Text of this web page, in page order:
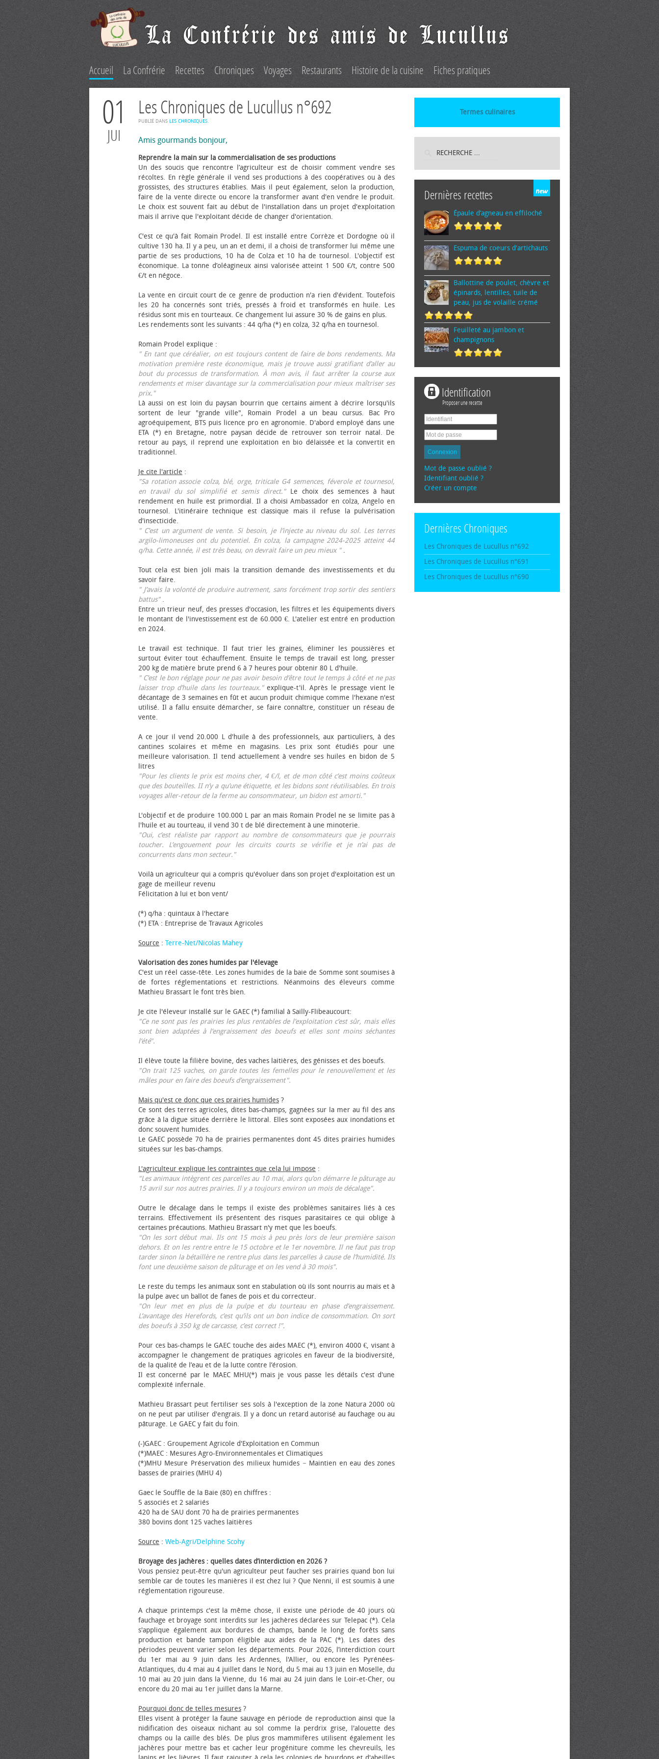
Accueil La Confrérie Recettes Chroniques Voyages Restaurants Histoire de la cuisine Fiches pratiques
01
JUI
Les Chroniques de Lucullus n°692
PUBLIÉ DANS LES CHRONIQUES.
Amis gourmands bonjour,
Reprendre la main sur la commercialisation de ses productions
Un des soucis que rencontre l’agriculteur est de choisir comment vendre ses
récoltes. En règle générale il vend ses productions à des coopératives ou à des
grossistes, des structures établies. Mais il peut également, selon la production,
faire de la vente directe ou encore la transformer avant d'en vendre le produit.
Le choix est souvent fait au début de l'installation dans un projet d'exploitation
mais il arrive que l'exploitant décide de changer d'orientation.
C'est ce qu'à fait Romain Prodel. Il est installé entre Corrèze et Dordogne où il
cultive 130 ha. Il y a peu, un an et demi, il a choisi de transformer lui même une
partie de ses productions, 10 ha de Colza et 10 ha de tournesol. L'objectif est
économique. La tonne d’oléagineux ainsi valorisée atteint 1 500 €/t, contre 500
€/t en négoce.
La vente en circuit court de ce genre de production n'a rien d'évident. Toutefois
les 20 ha concernés sont triés, pressés à froid et transformés en huile. Les
résidus sont mis en tourteaux. Ce changement lui assure 30 % de gains en plus.
Les rendements sont les suivants : 44 q/ha (*) en colza, 32 q/ha en tournesol.
Romain Prodel explique :
" En tant que céréalier, on est toujours content de faire de bons rendements. Ma
motivation première reste économique, mais je trouve aussi gratifiant d’aller au
bout du processus de transformation. À mon avis, il faut arrêter la course aux
rendements et miser davantage sur la commercialisation pour mieux maîtriser ses
prix."
Là aussi on est loin du paysan bourrin que certains aiment à décrire lorsqu'ils
sortent de leur "grande ville", Romain Prodel a un beau cursus. Bac Pro
agroéquipement, BTS puis licence pro en agronomie. D'abord employé dans une
ETA (*) en Bretagne, notre paysan décide de retrouver son terroir natal. De
retour au pays, il reprend une exploitation en bio délaissée et la convertit en
traditionnel.
Je cite l'article :
"Sa rotation associe colza, blé, orge, triticale G4 semences, féverole et tournesol,
en travail du sol simplifié et semis direct."Le choix des semences à haut
rendement en huile est primordial. Il a choisi Ambassador en colza, Angelo en
tournesol. L'itinéraire technique est classique mais il refuse la pulvérisation
d'insecticide.
" C’est un argument de vente. Si besoin, je l’injecte au niveau du sol. Les terres
argilo-limoneuses ont du potentiel. En colza, la campagne 2024-2025 atteint 44
q/ha. Cette année, il est très beau, on devrait faire un peu mieux ".
Tout cela est bien joli mais la transition demande des investissements et du
savoir faire.
" J’avais la volonté de produire autrement, sans forcément trop sortir des sentiers
battus".
Entre un trieur neuf, des presses d'occasion, les filtres et les équipements divers
le montant de l'investissement est de 60.000 €. L'atelier est entré en production
en 2024.
Le travail est technique. Il faut trier les graines, éliminer les poussières et
surtout éviter tout échauffement. Ensuite le temps de travail est long, presser
200 kg de matière brute prend 6 à 7 heures pour obtenir 80 L d'huile.
" C’est le bon réglage pour ne pas avoir besoin d’être tout le temps à côté et ne pas
laisser trop d’huile dans les tourteaux."explique-t'il. Après le pressage vient le
décantage de 3 semaines en fût et aucun produit chimique comme l'hexane n'est
utilisé. Il a fallu ensuite démarcher, se faire connaître, constituer un réseau de
vente.
A ce jour il vend 20.000 L d'huile à des professionnels, aux particuliers, à des
cantines scolaires et même en magasins. Les prix sont étudiés pour une
meilleure valorisation. Il tend actuellement à vendre ses huiles en bidon de 5
litres
"Pour les clients le prix est moins cher, 4 €/l, et de mon côté c’est moins coûteux
que des bouteilles. II n’y a qu’une étiquette, et les bidons sont réutilisables. En trois
voyages aller-retour de la ferme au consommateur, un bidon est amorti."
L'objectif et de produire 100.000 L par an mais Romain Prodel ne se limite pas à
l'huile et au tourteau, il vend 30 t de blé directement à une minoterie.
"Oui, c’est réaliste par rapport au nombre de consommateurs que je pourrais
toucher. L’engouement pour les circuits courts se vérifie et je n’ai pas de
concurrents dans mon secteur."
Voilà un agriculteur qui a compris qu'évoluer dans son projet d'exploitation est un
gage de meilleur revenu
Félicitation à lui et bon vent/
(*) q/ha : quintaux à l'hectare
(*) ETA : Entreprise de Travaux Agricoles
Source : Terre-Net/Nicolas Mahey
Valorisation des zones humides par l'élevage
C'est un réel casse-tête. Les zones humides de la baie de Somme sont soumises à
de fortes réglementations et restrictions. Néanmoins des éleveurs comme
Mathieu Brassart le font très bien.
Je cite l'éleveur installé sur le GAEC (*) familial à Sailly-Flibeaucourt:
"Ce ne sont pas les prairies les plus rentables de l’exploitation c’est sûr, mais elles
sont bien adaptées à l’engraissement des bœufs et elles sont moins séchantes
l’été".
Il élève toute la filière bovine, des vaches laitières, des génisses et des bœufs.
"On trait 125 vaches, on garde toutes les femelles pour le renouvellement et les
mâles pour en faire des bœufs d’engraissement".
Mais qu'est ce donc que ces prairies humides ?
Ce sont des terres agricoles, dites bas-champs, gagnées sur la mer au fil des ans
grâce à la digue située derrière le littoral. Elles sont exposées aux inondations et
donc souvent humides.
Le GAEC possède 70 ha de prairies permanentes dont 45 dites prairies humides
situées sur les bas-champs.
L'agriculteur explique les contraintes que cela lui impose :
"Les animaux intègrent ces parcelles au 10 mai, alors qu’on démarre le pâturage au
15 avril sur nos autres prairies. Il y a toujours environ un mois de décalage".
Outre le décalage dans le temps il existe des problèmes sanitaires liés à ces
terrains. Effectivement ils présentent des risques parasitaires ce qui oblige à
certaines précautions. Mathieu Brassart n'y met que les bœufs.
"On les sort début mai. Ils ont 15 mois à peu près lors de leur première saison
dehors. Et on les rentre entre le 15 octobre et le 1er novembre. Il ne faut pas trop
tarder sinon la bétaillère ne rentre plus dans les parcelles à cause de l’humidité. Ils
font une deuxième saison de pâturage et on les vend à 30 mois".
Le reste du temps les animaux sont en stabulation où ils sont nourris au maïs et à
la pulpe avec un ballot de fanes de pois et du correcteur.
"On leur met en plus de la pulpe et du tourteau en phase d’engraissement.
L’avantage des Herefords, c’est qu’ils ont un bon indice de consommation. On sort
des bœufs à 350 kg de carcasse, c’est correct !".
Pour ces bas-champs le GAEC touche des aides MAEC (*), environ 4000 €, visant à
accompagner le changement de pratiques agricoles en faveur de la biodiversité,
de la qualité de l’eau et de la lutte contre l’érosion.
Il est concerné par le MAEC MHU(*) mais je vous passe les détails c'est d'une
complexité infernale.
Mathieu Brassart peut fertiliser ses sols à l'exception de la zone Natura 2000 où
on ne peut par utiliser d'engrais. Il y a donc un retard autorisé au fauchage ou au
pâturage. Le GAEC y fait du foin.
(-)GAEC : Groupement Agricole d'Exploitation en Commun
(*)MAEC : Mesures Agro-Environnementales et Climatiques
(*)MHU Mesure Préservation des milieux humides − Maintien en eau des zones
basses de prairies (MHU 4)
Gaec le Souffle de la Baie (80) en chiffres :
5 associés et 2 salariés
420 ha de SAU dont 70 ha de prairies permanentes
380 bovins dont 125 vaches laitières
Source : Web-Agri/Delphine Scohy
Broyage des jachères : quelles dates d’interdiction en 2026 ?
Vous pensiez peut-être qu'un agriculteur peut faucher ses prairies quand bon lui
semble car de toutes les manières il est chez lui ? Que Nenni, il est soumis à une
réglementation rigoureuse.
A chaque printemps c'est la même chose, il existe une période de 40 jours où
fauchage et broyage sont interdits sur les jachères déclarées sur Telepac (*). Cela
s'applique également aux bordures de champs, bande le long de forêts sans
production et bande tampon éligible aux aides de la PAC (*). Les dates des
périodes peuvent varier selon les départements. Pour 2026, l’interdiction court
du 1er mai au 9 juin dans les Ardennes, l'Allier, ou encore les Pyrénées-
Atlantiques, du 4 mai au 4 juillet dans le Nord, du 5 mai au 13 juin en Moselle, du
10 mai au 20 juin dans la Vienne, du 16 mai au 24 juin dans le Loir-et-Cher, ou
encore du 20 mai au 1er juillet dans la Marne.
Pourquoi donc de telles mesures ?
Elles visent à protéger la faune sauvage en période de reproduction ainsi que la
nidification des oiseaux nichant au sol comme la perdrix grise, l'alouette des
champs ou la caille des blés. De plus gros mammifères utilisent également les
jachères pour mettre bas et cacher leur progéniture comme les chevreuils, les
Termes culinaires
Dernières recettes
Épaule d’agneau en effiloché
Espuma de cœurs d'artichauts
Ballottine de poulet, chèvre et
épinards, lentilles, tuile de
peau, jus de volaille crémé
Feuilleté au jambon et
champignons
Identification
Proposer une recette
Connexion
Mot de passe oublié ?
Identifiant oublié ?
Créer un compte
Dernières Chroniques
Les Chroniques de Lucullus n°692
Les Chroniques de Lucullus n°691
Les Chroniques de Lucullus n°690